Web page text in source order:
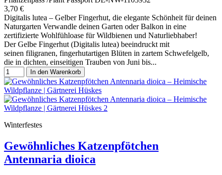
3,70 €
Digitalis lutea – Gelber Fingerhut, die elegante Schönheit für deinen
Naturgarten Verwandle deinen Garten oder Balkon in eine
zertifizierte Wohlfühloase für Wildbienen und Naturliebhaber!
Der Gelbe Fingerhut (Digitalis lutea) beeindruckt mit
seinen filigranen, fingerhutartigen Blüten in zartem Schwefelgelb,
die in dichten, einseitigen Trauben von Juni bis...
In den Warenkorb
Winterfestes
Gewöhnliches Katzenpfötchen
Antennaria dioica